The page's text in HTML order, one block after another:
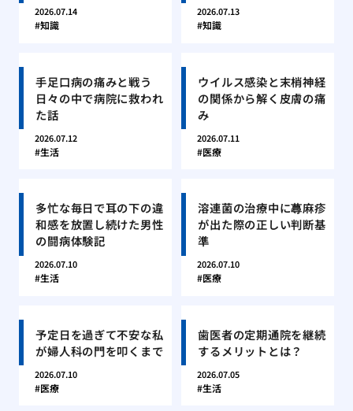
2026.07.14
知識
2026.07.13
知識
手足口病の痛みと戦う
日々の中で病院に救われ
た話
2026.07.12
生活
ウイルス感染と末梢神経
の関係から解く皮膚の痛
み
2026.07.11
医療
多忙な毎日で耳の下の違
和感を放置し続けた男性
の闘病体験記
2026.07.10
生活
溶連菌の治療中に蕁麻疹
が出た際の正しい判断基
準
2026.07.10
医療
予定日を過ぎて不安な私
が婦人科の門を叩くまで
2026.07.10
医療
歯医者の定期通院を継続
するメリットとは？
2026.07.05
生活